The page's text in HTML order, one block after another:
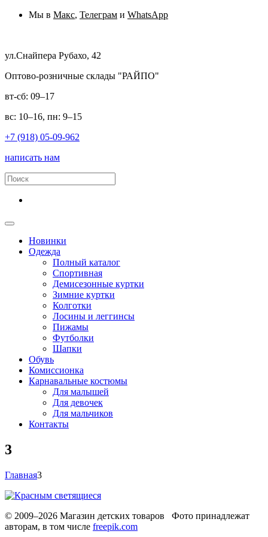
Мы в Макс, Телеграм и WhatsApp
ул.Снайпера Рубахо, 42
Оптово-розничные склады "РАЙПО"
вт-сб: 09–17
вс: 10–16, пн: 9–15
+7 (918) 05-09-962
написать нам
Новинки
Одежда
Полный каталог
Спортивная
Демисезонные куртки
Зимние куртки
Колготки
Лосины и леггинсы
Пижамы
Футболки
Шапки
Обувь
Комиссионка
Карнавальные костюмы
Для малышей
Для девочек
Для мальчиков
Контакты
3
Главная3
© 2009–2026 Магазин детских товаров Фото принадлежат
авторам, в том числе freepik.com